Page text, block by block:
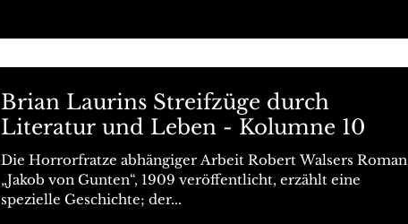
Brian Laurins Streifzüge durch
Literatur und Leben - Kolumne 10
Die Horrorfratze abhängiger Arbeit Robert Walsers Roman
„Jakob von Gunten“, 1909 veröffentlicht, erzählt eine
spezielle Geschichte; der...